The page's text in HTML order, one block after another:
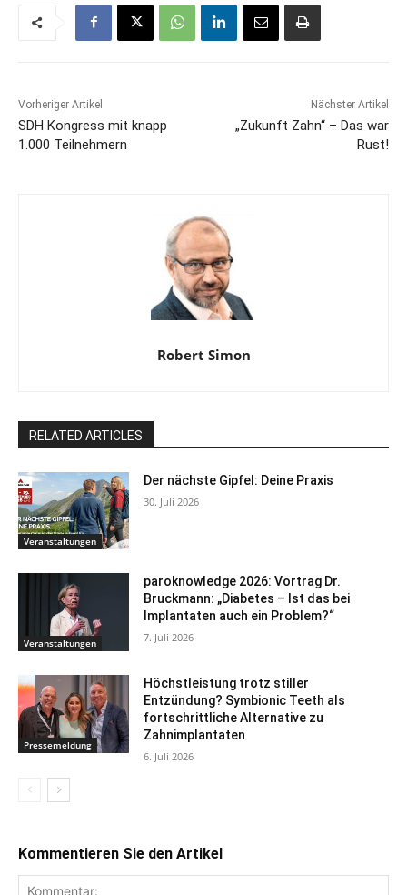
Vorheriger Artikel
SDH Kongress mit knapp
1.000 Teilnehmern
Nächster Artikel
„Zukunft Zahn“ – Das war
Rust!
Robert Simon
RELATED ARTICLES
Veranstaltungen
Der nächste Gipfel: Deine Praxis
30. Juli 2026
Veranstaltungen
paroknowledge 2026: Vortrag Dr.
Bruckmann: „Diabetes – Ist das bei
Implantaten auch ein Problem?“
7. Juli 2026
Pressemeldung
Höchstleistung trotz stiller
Entzündung? Symbionic Teeth als
fortschrittliche Alternative zu
Zahnimplantaten
6. Juli 2026
Kommentieren Sie den Artikel